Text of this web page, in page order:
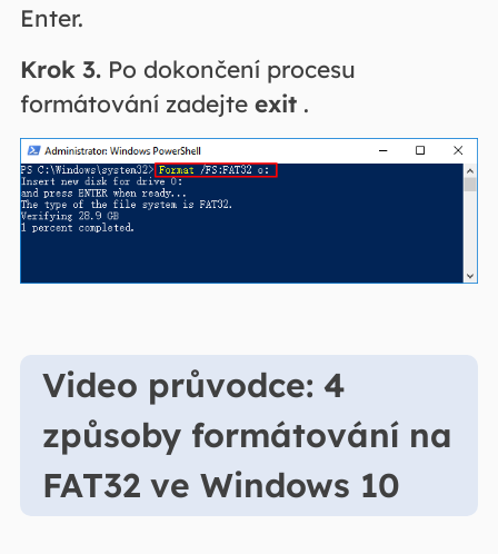
Enter.
Krok 3.Po dokončení procesu
formátování zadejte exit.
Video průvodce: 4
způsoby formátování na
FAT32 ve Windows 10